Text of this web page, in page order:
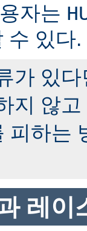
자는
수 있다.
가 있
지 않
피하는
레이